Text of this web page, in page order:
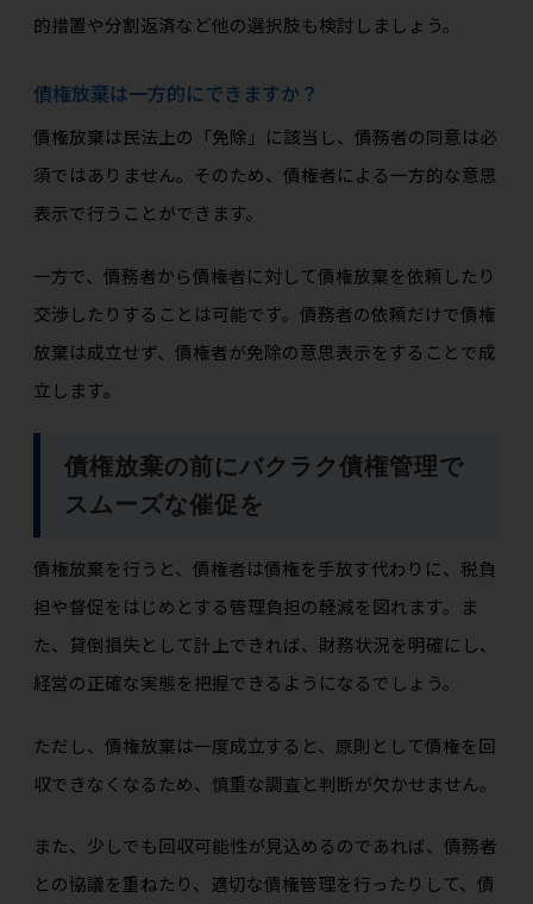
的措置や分割返済など他の選択肢も検討しましょう。
債権放棄は一方的にできますか？
債権放棄は民法上の「免除」に該当し、債務者の同意は必
須ではありません。そのため、債権者による一方的な意思
表示で行うことができます。
一方で、債務者から債権者に対して債権放棄を依頼したり
交渉したりすることは可能です。債務者の依頼だけで債権
放棄は成立せず、債権者が免除の意思表示をすることで成
立します。
債権放棄の前にバクラク債権管理で
スムーズな催促を
債権放棄を行うと、債権者は債権を手放す代わりに、税負
担や督促をはじめとする管理負担の軽減を図れます。ま
た、貸倒損失として計上できれば、財務状況を明確にし、
経営の正確な実態を把握できるようになるでしょう。
ただし、債権放棄は一度成立すると、原則として債権を回
収できなくなるため、慎重な調査と判断が欠かせません。
また、少しでも回収可能性が見込めるのであれば、債務者
との協議を重ねたり、適切な債権管理を行ったりして、債